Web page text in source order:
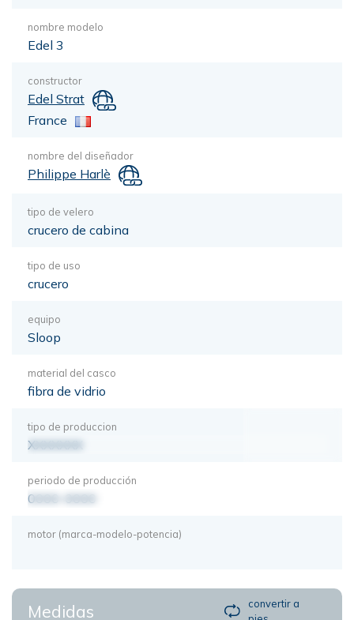
nombre modelo
Edel 3
constructor
Edel Strat
France
nombre del diseñador
Philippe Harlè
tipo de velero
crucero de cabina
tipo de uso
crucero
equipo
Sloop
material del casco
fibra de vidrio
tipo de produccion
XXXXXXX
periodo de producción
0000-0000
motor (marca-modelo-potencia)
Medidas
convertir a